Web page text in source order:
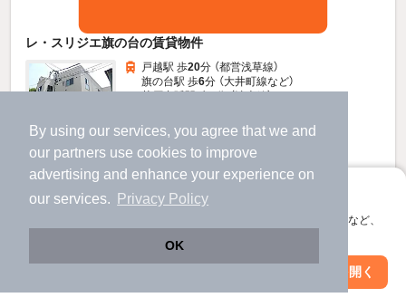
By using our services, you agree that we and
our partners use cookies to improve
advertising and enhance your experience on
our services.
Privacy Policy
OK
アプリに切り替えて、サクサクお部屋探し
会員登録なしですぐ使える。マップ検索やお気に入り保存など、
アプリを開く
レ・スリジエ旗の台の賃貸物件
すべての写真
戸越駅 歩20分 （都営浅草線）
旗の台駅 歩6分 （大井町線など）
東京都品川区旗の台1丁目
2階建 / 14年6ヶ月 / 木造
駐輪場あり
12.5万円
（管理費3,000円）
絞り込み条件を変更